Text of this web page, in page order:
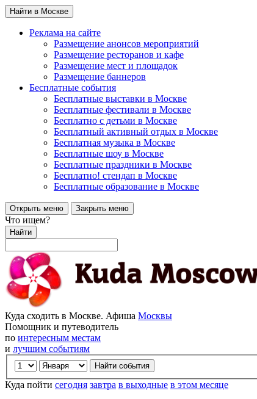
Найти в Москве
Реклама на сайте
Размещение анонсов мероприятий
Размещение ресторанов и кафе
Размещение мест и площадок
Размещение баннеров
Бесплатные события
Бесплатные выставки в Москве
Бесплатные фестивали в Москве
Бесплатно с детьми в Москве
Бесплатный активный отдых в Москве
Бесплатная музыка в Москве
Бесплатные шоу в Москве
Бесплатные праздники в Москве
Бесплатно! стендап в Москве
Бесплатные образование в Москве
Открыть меню Закрыть меню
Что ищем?
Найти
Куда сходить в Москве. Афиша Москвы
Помощник и путеводитель
по интересным местам
и лучшим событиям
Куда пойти сегодня завтра в выходные в этом месяце